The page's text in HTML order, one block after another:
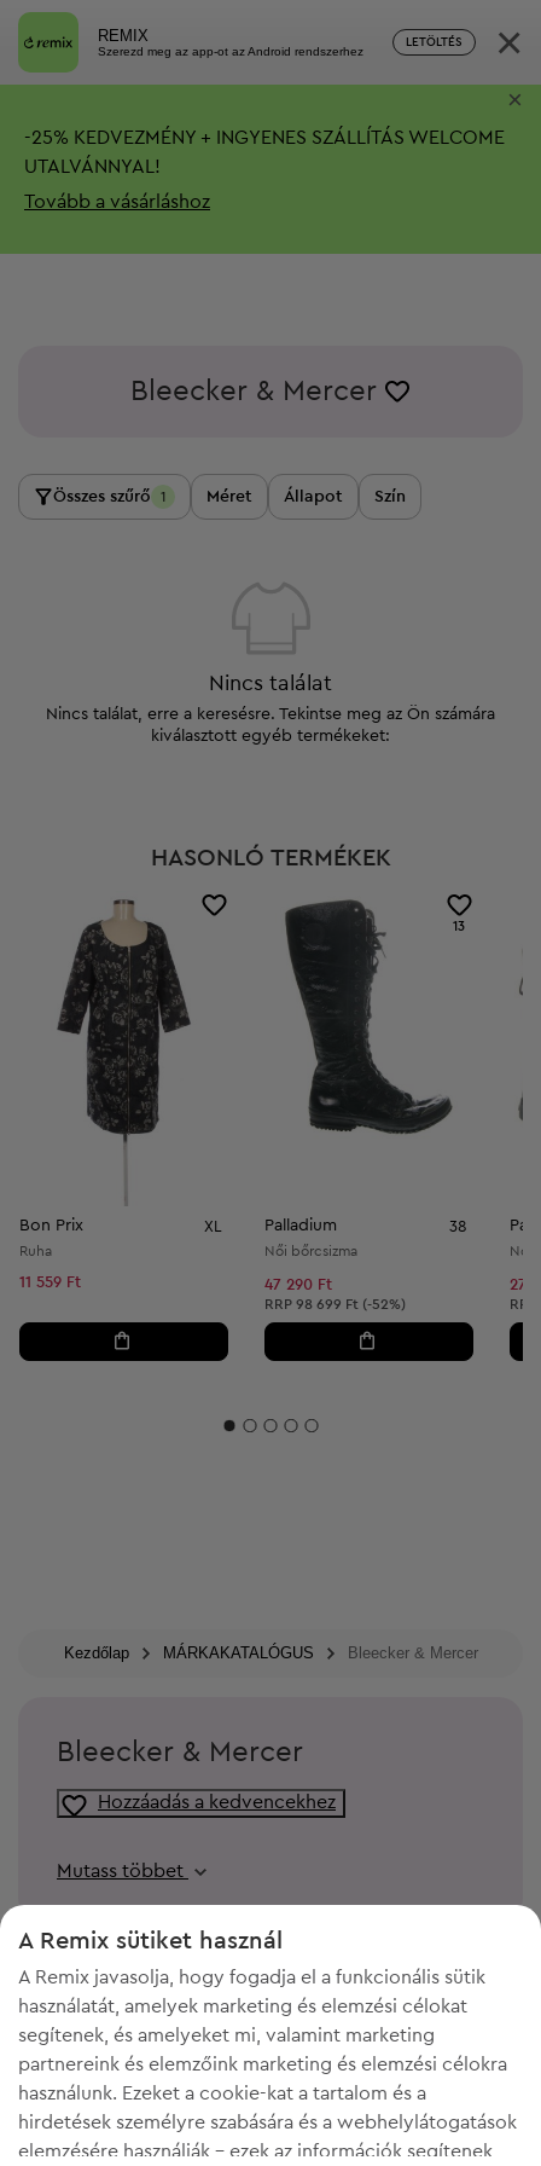
REMIX
Szerezd meg az app-ot az Android rendszerhez
LETÖLTÉS ×
-25% KEDVEZMÉNY + INGYENES SZÁLLÍTÁS WELCOME
UTALVÁNNYAL!
Tovább a vásárláshoz
×
Bleecker & Mercer
Összes szűrő 1 Méret Állapot Szín
Nincs találat
Nincs találat, erre a keresésre. Tekintse meg az Ön számára
kiválasztott egyéb termékeket:
HASONLÓ TERMÉKEK
Bon Prix XL
Ruha
11 559 Ft
13
Palladium 38
Női bőrcsizma
47 290 Ft
Ajánlott ár:
RRP 98 699 Ft (-52%)
Női
27
RRP
Kezdőlap MÁRKAKATALÓGUS Bleecker & Mercer
Bleecker & Mercer
Hozzáadás a kedvencekhez
Mutass többet
A Remix sütiket használ
A Remix javasolja, hogy fogadja el a funkcionális sütik
használatát, amelyek marketing és elemzési célokat
segítenek, és amelyeket mi, valamint marketing
partnereink és elemzőink marketing és elemzési célokra
használunk. Ezeket a cookie-kat a tartalom és a
hirdetések személyre szabására és a webhelylátogatások
elemzésére használják - ezek az információk segítenek